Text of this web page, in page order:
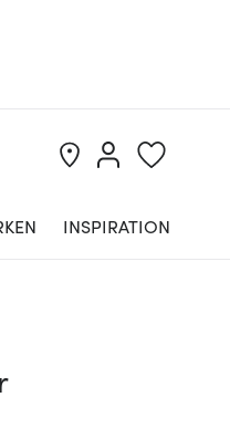
INSPIRATION